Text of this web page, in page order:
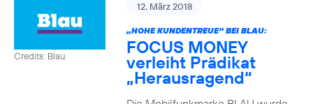
Credits: Blau
12. März 2018
„HOHE KUNDENTREUE“ BEI BLAU:
FOCUS MONEY
verleiht Prädikat
„Herausragend“